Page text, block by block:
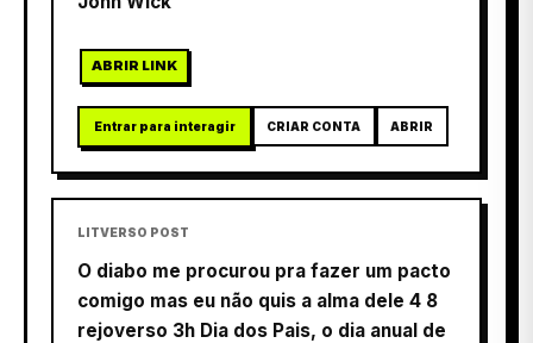
ABRIR LINK
Entrar para interagir CRIAR CONTA ABRIR
LITVERSO POST
O diabo me procurou pra fazer um pacto
comigo mas eu não quis a alma dele 4 8
rejoverso 3h Dia dos Pais, o dia anual de